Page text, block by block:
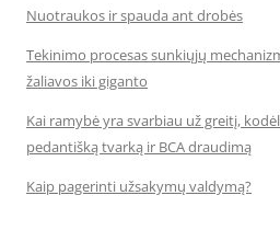
Nuotraukos ir spauda ant drobės
Tekinimo procesas sunkiųjų
žaliavos iki giganto
Kai ramybė yra svarbiau už greitį,
pedantišką tvarką ir BCA draudimą
Kaip pagerinti užsakymų valdymą?